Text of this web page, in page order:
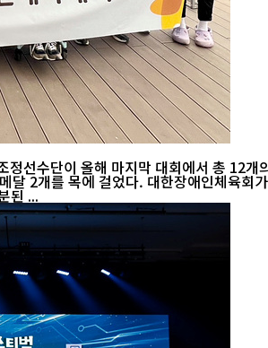
회에서 총 12개의 메달을 낚으면서 유종의 미를 거뒀다. 넷
육회가 주관하는 이번 대회는 수상 및 실내 종목을 비롯
된 ...